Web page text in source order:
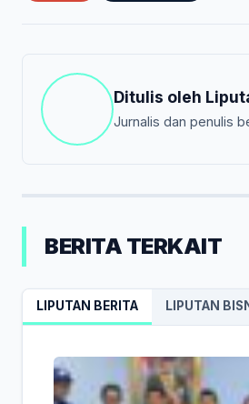
Ditulis oleh
Jurnalis dan penulis
BERITA TERKAIT
LIPUTAN BERITA LIPUTAN